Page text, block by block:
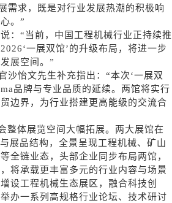
需求，既是对行业发展热潮的积极响
。”
：“当前，中国工程机械行业正持续推
一展双馆’的升级布局，将进一步
展空间。”
沙怡文先生补充指出：“本次‘一展双
品牌与专业品质的延续。两馆将实行
边界，为行业搭建更高能级的交流合
整体展览空间大幅拓展。两大展馆在
展品结构，全景呈现工程机械、矿山
全链业态，头部企业同步布局两馆，
将承载更丰富多元的行业内容与场景
设工程机械生态展区，融合科技创
办一系列高规格行业论坛、技术研讨